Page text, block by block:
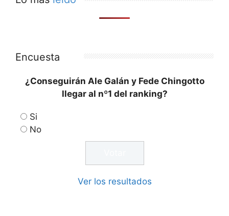
Encuesta
¿Conseguirán Ale Galán y Fede Chingotto
llegar al nº1 del ranking?
Si
No
Ver los resultados